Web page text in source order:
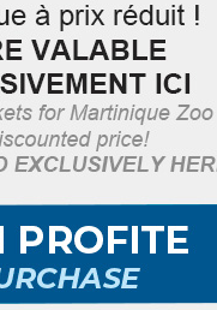
au défi la créativité
Comedy Club.
de France. Cette
et a pour